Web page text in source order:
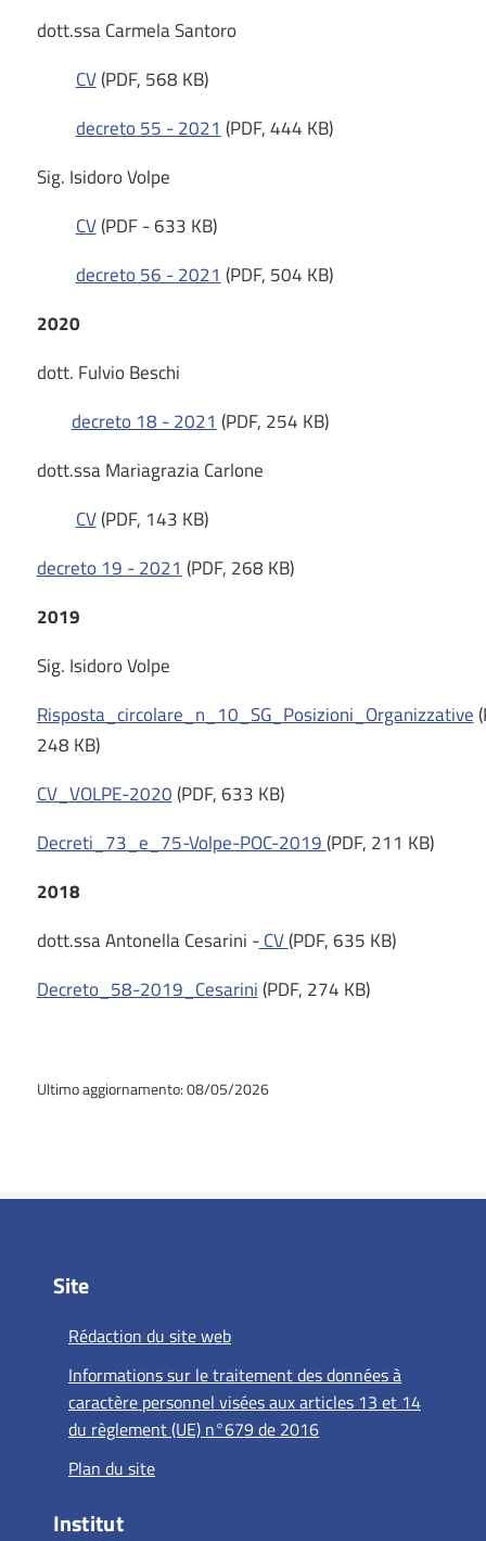
dott.ssa Carmela Santoro
CV(PDF, 568 KB)
decreto 55 - 2021 (PDF, 444 KB)
Sig. Isidoro Volpe
CV(PDF - 633 KB)
decreto 56 - 2021 (PDF, 504 KB)
2020
dott. Fulvio Beschi
decreto 18 - 2021 (PDF, 254 KB)
dott.ssa Mariagrazia Carlone
CV(PDF, 143 KB)
decreto 19 - 2021 (PDF, 268 KB)
2019
Sig. Isidoro Volpe
Risposta_circolare_n_10_SG_Posizioni_Organizzative
248 KB)
CV_VOLPE-2020(PDF, 633 KB)
Decreti_73_e_75-Volpe-POC-2019(PDF, 211 KB)
2018
dott.ssa Antonella Cesarini -CV(PDF, 635 KB)
Decreto_58-2019_Cesarini(PDF, 274 KB)
Ultimo aggiornamento: 08/05/2026
Site
Rédaction du site web
Informations sur le traitement des données à
caractère personnel visées aux articles 13 et 14
du règlement (UE) n°679 de 2016
Plan du site
Institut